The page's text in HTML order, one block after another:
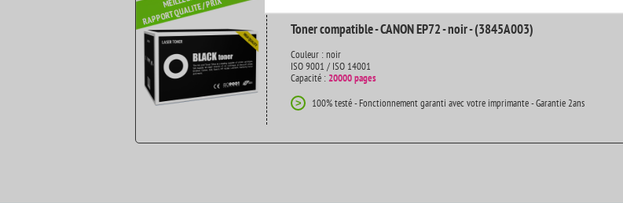
Toner compatible - CANON EP72 - noir - (3845A003)
Couleur : noir
ISO 9001 / ISO 14001
Capacité :20000 pages
> 100% testé - Fonctionnement garanti avec votre imprimante - Garantie 2ans